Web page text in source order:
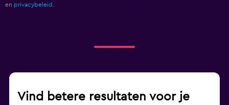
en privacybeleid.
Vind betere resultaten voor je